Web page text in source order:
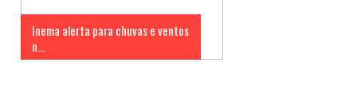
Inema alerta para chuvas e ventos
n...